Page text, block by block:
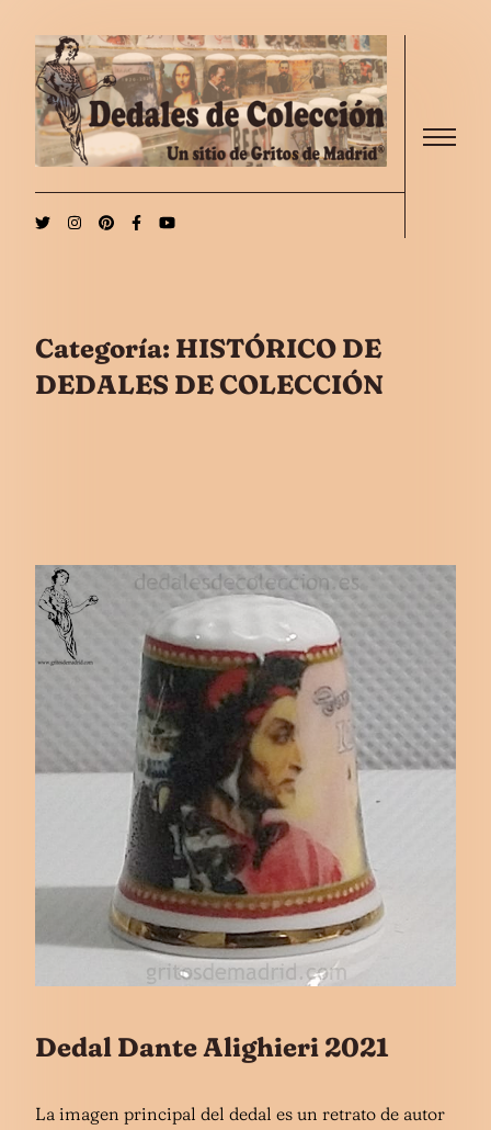
Categoría: HISTÓRICO DE
DEDALES DE COLECCIÓN
Dedal Dante Alighieri 2021
La imagen principal del dedal es un retrato de autor